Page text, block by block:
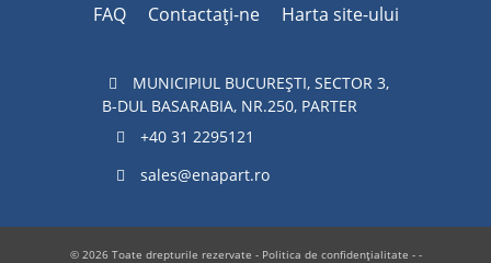
FAQ Contactaţi-ne Harta site-ului
MUNICIPIUL BUCUREŞTI, SECTOR 3,
B-DUL BASARABIA, NR.250, PARTER
+40 31 2295121
sales@enapart.ro
© 2026 Toate drepturile rezervate - Politica de confidențialitate - -